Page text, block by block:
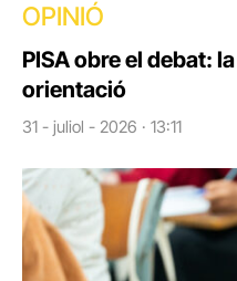
OPINIÓ
PISA obre el debat:
orientació
31 - juliol - 2026 · 13:11